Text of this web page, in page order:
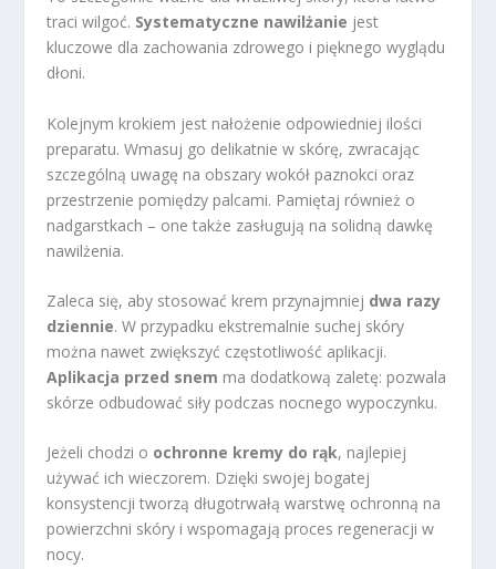
traci wilgoć. Systematyczne nawilżanie jest
kluczowe dla zachowania zdrowego i pięknego wyglądu
dłoni.
Kolejnym krokiem jest nałożenie odpowiedniej ilości
preparatu. Wmasuj go delikatnie w skórę, zwracając
szczególną uwagę na obszary wokół paznokci oraz
przestrzenie pomiędzy palcami. Pamiętaj również o
nadgarstkach – one także zasługują na solidną dawkę
nawilżenia.
Zaleca się, aby stosować krem przynajmniej dwa razy
dziennie. W przypadku ekstremalnie suchej skóry
można nawet zwiększyć częstotliwość aplikacji.
Aplikacja przed snem ma dodatkową zaletę: pozwala
skórze odbudować siły podczas nocnego wypoczynku.
Jeżeli chodzi o ochronne kremy do rąk, najlepiej
używać ich wieczorem. Dzięki swojej bogatej
konsystencji tworzą długotrwałą warstwę ochronną na
powierzchni skóry i wspomagają proces regeneracji w
nocy.